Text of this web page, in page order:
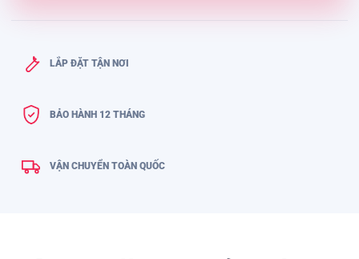
LẮP ĐẶT TẬN NƠI
BẢO HÀNH 12 THÁNG
VẬN CHUYỂN TOÀN QUỐC